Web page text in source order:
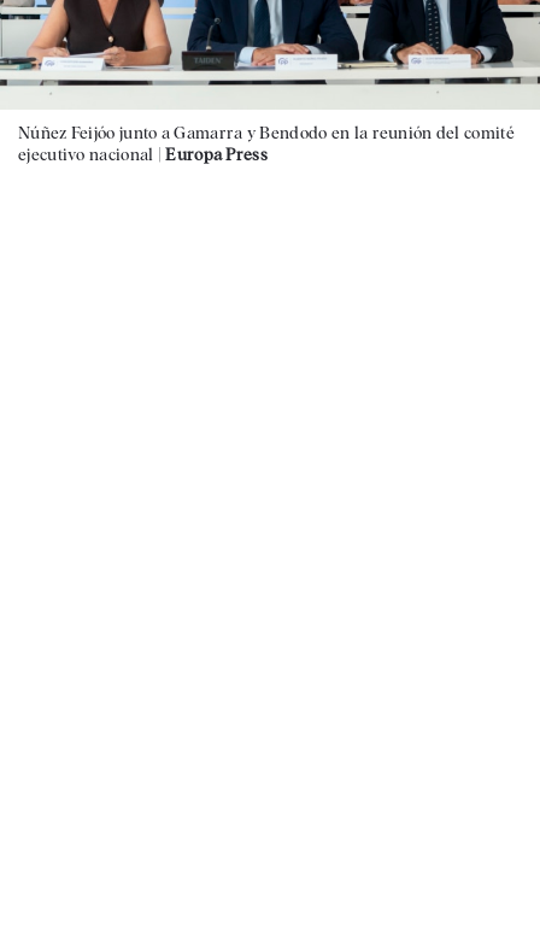
Núñez Feijóo junto a Gamarra y Bendodo en la reunión del comité
ejecutivo nacional |Europa Press